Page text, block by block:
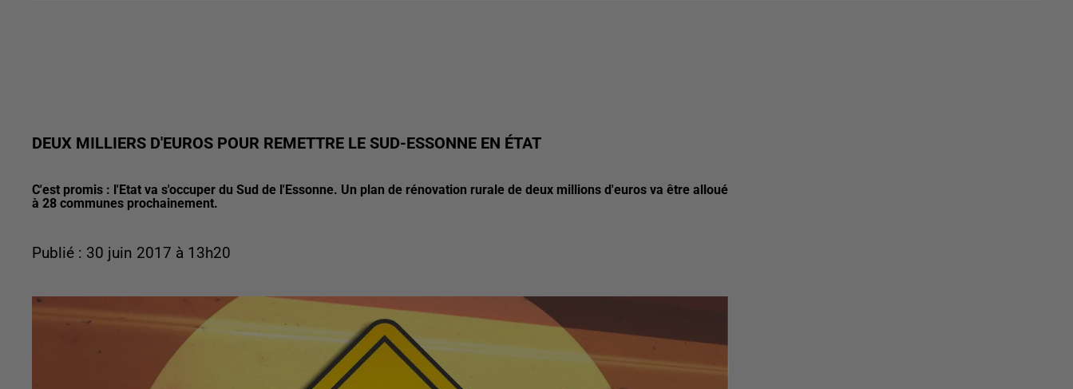
DEUX MILLIERS D'EUROS POUR REMETTRE LE SUD-ESSONNE EN ÉTAT
C'est promis : l'Etat va s'occuper du Sud de l'Essonne. Un plan de rénovation rurale de deux millions d'euros va être alloué
à 28 communes prochainement.
Publié : 30 juin 2017 à 13h20